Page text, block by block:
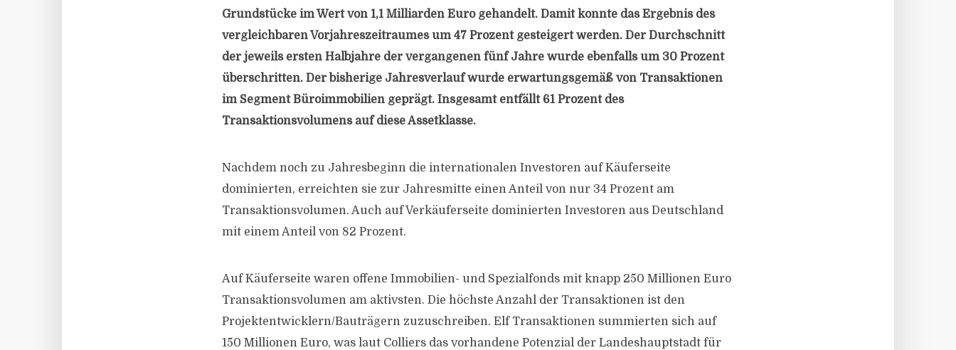
Grundstücke im Wert von 1,1 Milliarden Euro gehandelt. Damit konnte das Ergebnis des
vergleichbaren Vorjahreszeitraumes um 47 Prozent gesteigert werden. Der Durchschnitt
der jeweils ersten Halbjahre der vergangenen fünf Jahre wurde ebenfalls um 30 Prozent
überschritten. Der bisherige Jahresverlauf wurde erwartungsgemäß von Transaktionen
im Segment Büroimmobilien geprägt. Insgesamt entfällt 61 Prozent des
Transaktionsvolumens auf diese Assetklasse.
Nachdem noch zu Jahresbeginn die internationalen Investoren auf Käuferseite
dominierten, erreichten sie zur Jahresmitte einen Anteil von nur 34 Prozent am
Transaktionsvolumen. Auch auf Verkäuferseite dominierten Investoren aus Deutschland
mit einem Anteil von 82 Prozent.
Auf Käuferseite waren offene Immobilien- und Spezialfonds mit knapp 250 Millionen Euro
Transaktionsvolumen am aktivsten. Die höchste Anzahl der Transaktionen ist den
Projektentwicklern/Bauträgern zuzuschreiben. Elf Transaktionen summierten sich auf
150 Millionen Euro, was laut Colliers das vorhandene Potenzial der Landeshauptstadt für